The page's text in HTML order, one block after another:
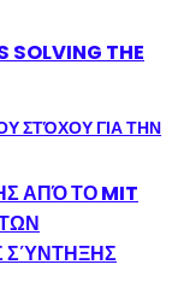
SOLVING THE
ΑΠΌ ΤΟ MIT
ΣΎΝΤΗΞΗΣ